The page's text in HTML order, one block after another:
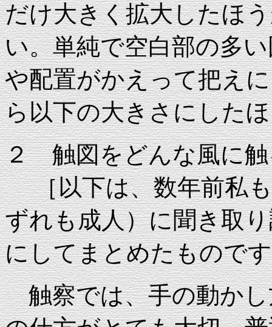
だけ大きく拡大したほ
い。単純で空白部の多
や配置がかえって把え
ら以下の大きさにした
２ 触図をどんな風に触
［以下は、数年前私も
ずれも成人）に聞き取
にしてまとめたもので
触察では、手の動かし